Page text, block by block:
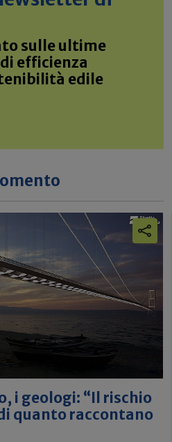
sulle ultime
efficienza
edile
i geologi: “Il rischio
quanto raccontano